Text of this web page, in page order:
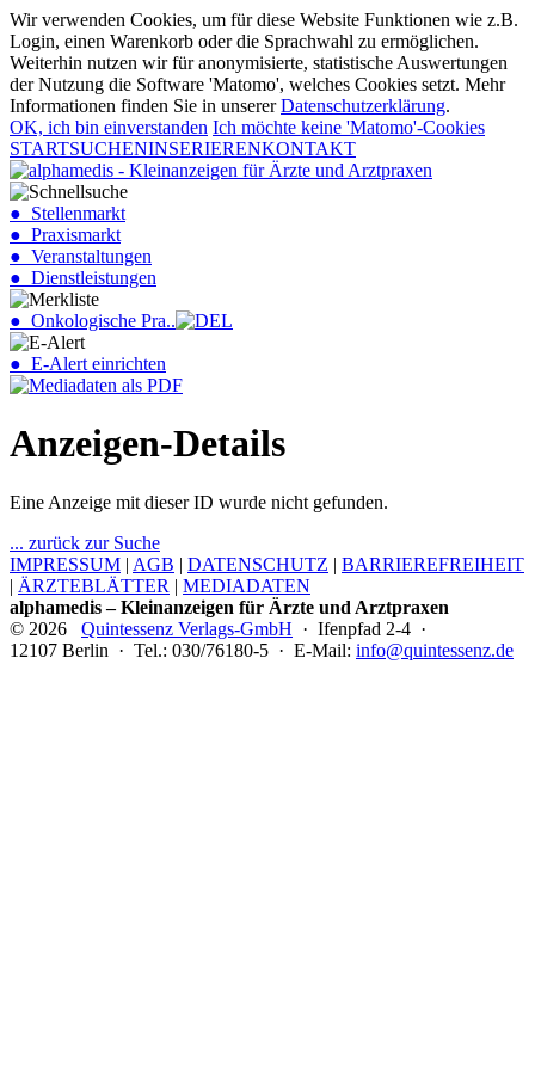
Wir verwenden Cookies, um für diese Website Funktionen wie z.B.
Login, einen Warenkorb oder die Sprachwahl zu ermöglichen.
Weiterhin nutzen wir für anonymisierte, statistische Auswertungen
der Nutzung die Software 'Matomo', welches Cookies setzt. Mehr
Informationen finden Sie in unsererDatenschutzerklärung.
OK, ich bin einverstanden Ich möchte keine 'Matomo'-Cookies
STARTSUCHENINSERIERENKONTAKT
● Stellenmarkt
● Praxismarkt
● Veranstaltungen
● Dienstleistungen
● Onkologische Pra..
● E-Alert einrichten
Anzeigen-Details
Eine Anzeige mit dieser ID wurde nicht gefunden.
... zurück zur Suche
IMPRESSUM | AGB | DATENSCHUTZ | BARRIEREFREIHEIT
| ÄRZTEBLÄTTER | MEDIADATEN
alphamedis – Kleinanzeigen für Ärzte und Arztpraxen
© 2026 Quintessenz Verlags-GmbH · Ifenpfad 2-4 ·
12107 Berlin · Tel.: 030/76180-5 · E-Mail: info@quintessenz.de